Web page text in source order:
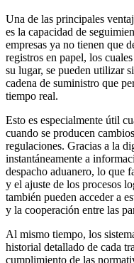
Una de las principales
es la capacidad de
empresas ya no tienen que
registros en papel, los
su lugar, se pueden utilizar
cadena de suministro que
tiempo real.
Esto es especialmente útil
cuando se producen
regulaciones. Gracias a la
instantáneamente a
despacho aduanero, lo que
y el ajuste de los procesos
también pueden acceder a
y la cooperación entre las
Al mismo tiempo, los
historial detallado de cada
cumplimiento de las